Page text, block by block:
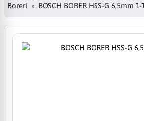
Boreri
BOSCH BORER HSS-G 6,5mm 1-1